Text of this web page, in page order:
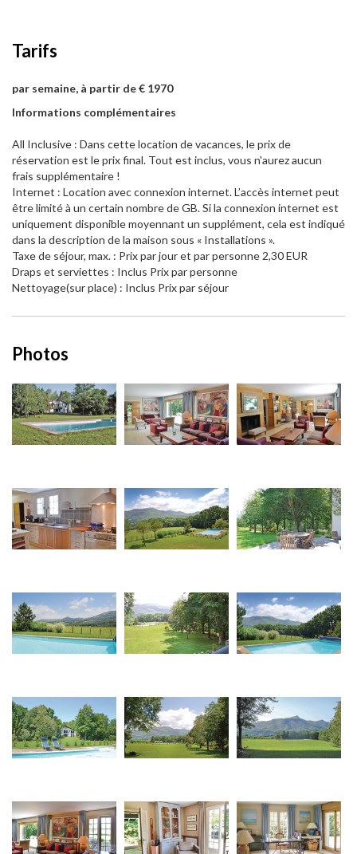
Tarifs
par semaine, à partir de € 1970
Informations complémentaires
All Inclusive : Dans cette location de vacances, le prix de
réservation est le prix final. Tout est inclus, vous n'aurez aucun
frais supplémentaire !
Internet : Location avec connexion internet. L’accès internet peut
être limité à un certain nombre de GB. Si la connexion internet est
uniquement disponible moyennant un supplément, cela est indiqué
dans la description de la maison sous « Installations ».
Taxe de séjour, max. : Prix par jour et par personne 2,30 EUR
Draps et serviettes : Inclus Prix par personne
Nettoyage(sur place) : Inclus Prix par séjour
Photos